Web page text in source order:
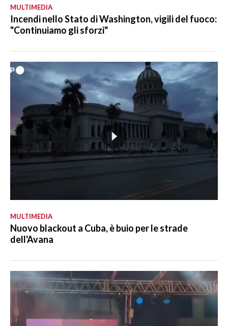
MULTIMEDIA
Incendi nello Stato di Washington, vigili del fuoco:
"Continuiamo gli sforzi"
MULTIMEDIA
Nuovo blackout a Cuba, è buio per le strade
dell'Avana